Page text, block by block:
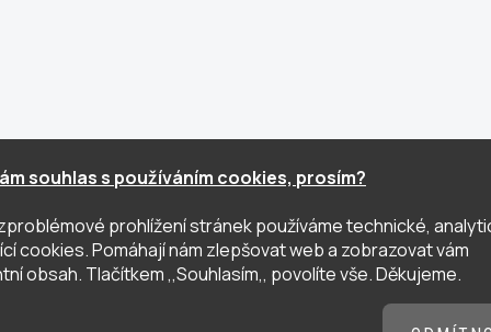
souhlas s používáním cookies, prosím?
prohlížení stránek používáme technické,
cookies. Pomáhají nám zlepšovat web a zobrazovat vám
obsah. Tlačítkem ,,Souhlasím,, povolíte vše. Děkujeme.